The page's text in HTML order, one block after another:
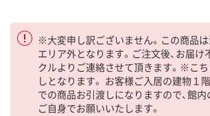
※大変申し訳ございません。この商品は
エリア外となります。ご注文後、お届け
クルよりご連絡させて頂きます。※こ
しとなります。 お客様ご入居の建物１階
での商品お引渡しになりますので、館
ご自身でお願いいたします。